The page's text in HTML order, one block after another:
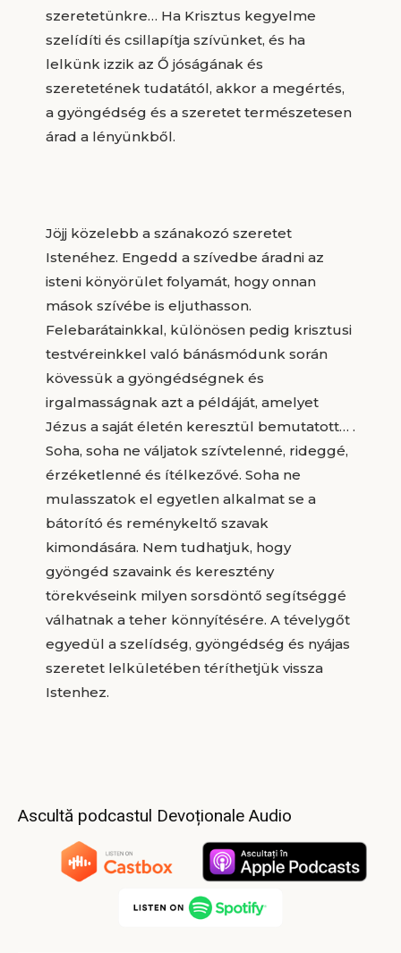
szeretetünkre… Ha Krisztus kegyelme
szelídíti és csillapítja szívünket, és ha
lelkünk izzik az Ő jóságának és
szeretetének tudatától, akkor a megértés,
a gyöngédség és a szeretet természetesen
árad a lényünkből.
Jöjj közelebb a szánakozó szeretet
Istenéhez. Engedd a szívedbe áradni az
isteni könyörület folyamát, hogy onnan
mások szívébe is eljuthasson.
Felebarátainkkal, különösen pedig krisztusi
testvéreinkkel való bánásmódunk során
kövessük a gyöngédségnek és
irgalmasságnak azt a példáját, amelyet
Jézus a saját életén keresztül bemutatott… .
Soha, soha ne váljatok szívtelenné, rideggé,
érzéketlenné és ítélkezővé. Soha ne
mulasszatok el egyetlen alkalmat se a
bátorító és reménykeltő szavak
kimondására. Nem tudhatjuk, hogy
gyöngéd szavaink és keresztény
törekvéseink milyen sorsdöntő segítséggé
válhatnak a teher könnyítésére. A tévelygőt
egyedül a szelídség, gyöngédség és nyájas
szeretet lelkületében téríthetjük vissza
Istenhez.
Ascultă podcastul Devoționale Audio